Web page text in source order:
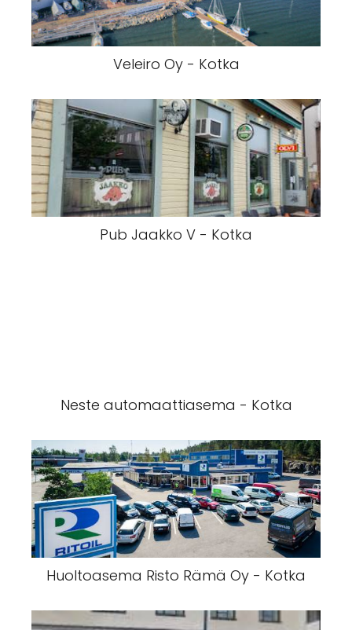
Veleiro Oy - Kotka
Pub Jaakko V - Kotka
Neste automaattiasema - Kotka
Huoltoasema Risto Rämä Oy - Kotka